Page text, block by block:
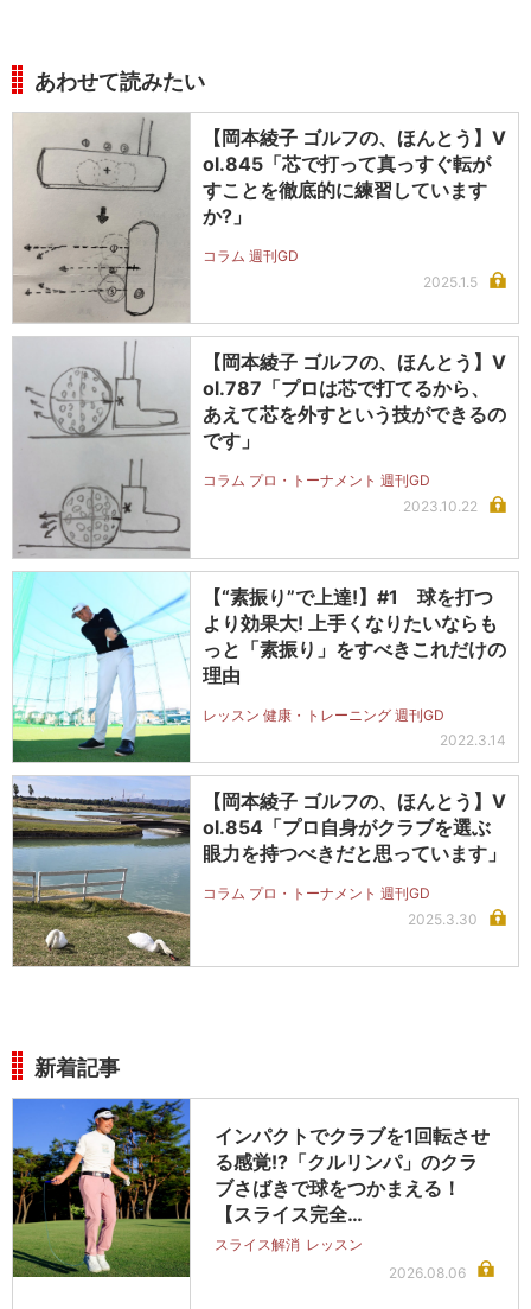
あわせて読みたい
【岡本綾子 ゴルフの、ほんとう】V
ol.845「芯で打って真っすぐ転が
すことを徹底的に練習しています
か?」
コラム 週刊GD
2025.1.5
【岡本綾子 ゴルフの、ほんとう】V
ol.787「プロは芯で打てるから、
あえて芯を外すという技ができるの
です」
コラム プロ・トーナメント 週刊GD
2023.10.22
【“素振り”で上達!】#1 球を打つ
より効果大! 上手くなりたいならも
っと「素振り」をすべきこれだけの
理由
レッスン 健康・トレーニング 週刊GD
2022.3.14
【岡本綾子 ゴルフの、ほんとう】V
ol.854「プロ自身がクラブを選ぶ
眼力を持つべきだと思っています」
コラム プロ・トーナメント 週刊GD
2025.3.30
新着記事
インパクトでクラブを1回転させ
る感覚!?「クルリンパ」のクラ
ブさばきで球をつかまえる！
【スライス完全…
スライス解消 レッスン
2026.08.06